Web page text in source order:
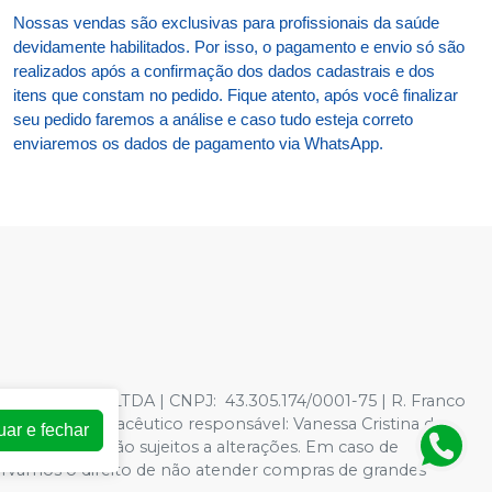
Nossas vendas são exclusivas para profissionais da saúde
devidamente habilitados. Por isso, o pagamento e envio só são
realizados após a confirmação dos dados cadastrais e dos
itens que constam no pedido. Fique atento, após você finalizar
seu pedido faremos a análise e caso tudo esteja correto
enviaremos os dados de pagamento via WhatsApp.
LTDA | CNPJ: 43.305.174/0001-75 | R. Franco
- Farmacêutico responsável: Vanessa Cristina de
virtual estão sujeitos a alterações. Em caso de
o direito de não atender compras de grandes
e fechar